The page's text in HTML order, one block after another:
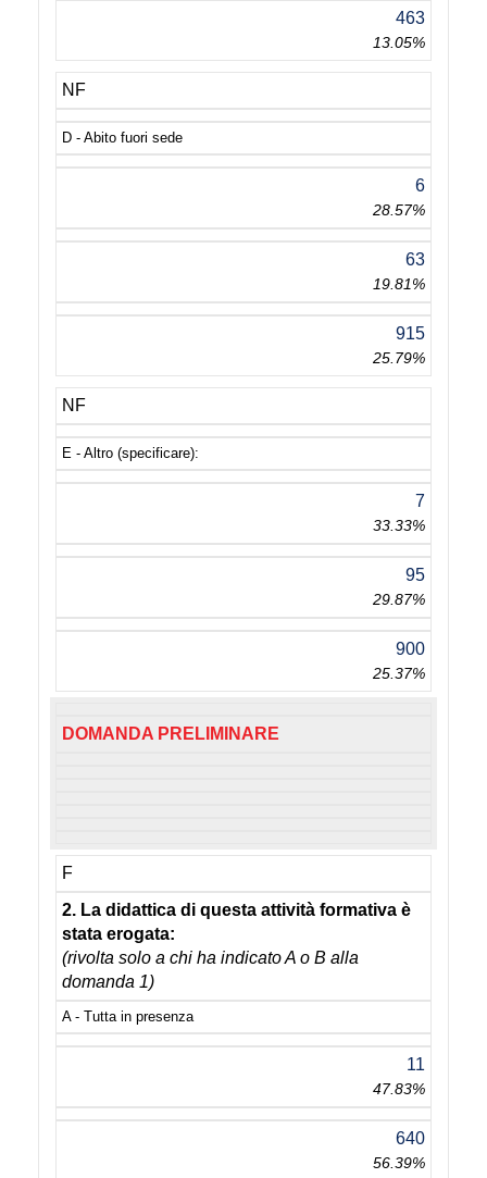
463
13.05%
NF
D - Abito fuori sede
6
28.57%
63
19.81%
915
25.79%
NF
E - Altro (specificare):
7
33.33%
95
29.87%
900
25.37%
DOMANDA PRELIMINARE
F
2. La didattica di questa attività formativa è
stata erogata:
(rivolta solo a chi ha indicato A o B alla
domanda 1)
A - Tutta in presenza
11
47.83%
640
56.39%